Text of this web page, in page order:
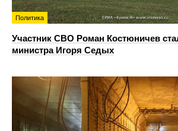
Политика
Участник СВО Роман Костюничев
министра Игоря Седых